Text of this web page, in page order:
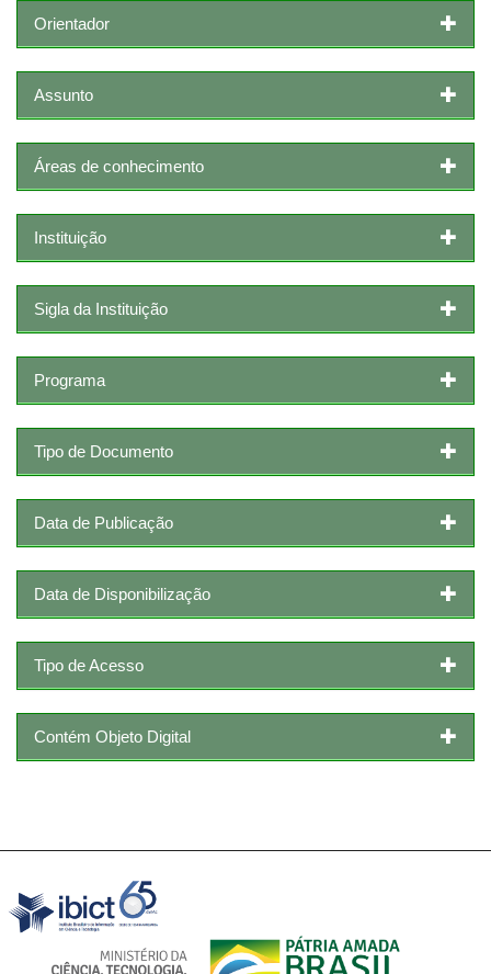
Orientador
Assunto
Áreas de conhecimento
Instituição
Sigla da Instituição
Programa
Tipo de Documento
Data de Publicação
Data de Disponibilização
Tipo de Acesso
Contém Objeto Digital